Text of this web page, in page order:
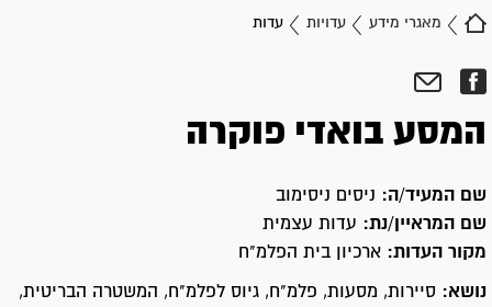
מאגרי מידע עדויות עדות
המסע בואדי פוקרה
שם המעיד/ה: ניסים ניסימוב
שם המראיין/נת: עדות עצמית
מקור העדות: ארכיון בית הפלמ"ח
נושא: סיירות, מסעות, פלמ"ח, גיוס לפלמ"ח, המשטרה הבריטית,